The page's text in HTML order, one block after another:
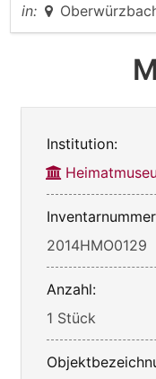
in:
Institution:
2014HMO0129
Anzahl:
1 Stück